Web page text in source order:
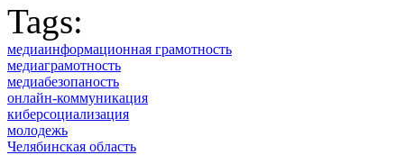
Tags:
медиаинформационная грамотность
медиаграмотность
медиабезопаность
онлайн-коммуникация
киберсоциализация
молодежь
Челябинская область